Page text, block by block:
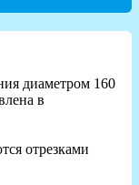
диаметром 160
в
отрезками